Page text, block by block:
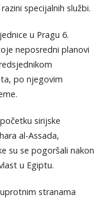
specijalnih službi.
u Pragu 6.
neposredni planovi
po njegovim
sirijske
al-Assada,
su se pogoršali nakon
u Egiptu.
stranama